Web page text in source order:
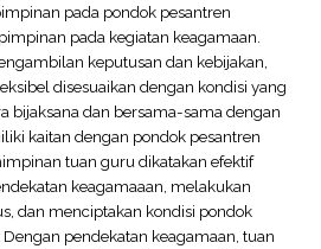
pada pondok pesantren
pada kegiatan keagamaan.
keputusan dan kebijakan,
disesuaikan dengan kondisi yang
bijaksana dan bersama-sama dengan
kaitan dengan pondok pesantren
tuan guru dikatakan efektif
keagamaaan, melakukan
dan menciptakan kondisi pondok
pendekatan keagamaan, tuan